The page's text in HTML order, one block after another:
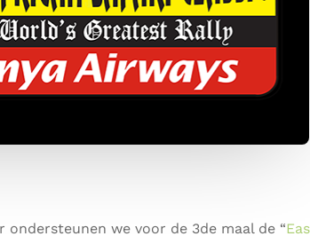
ondersteunen we voor de 3de maal de “